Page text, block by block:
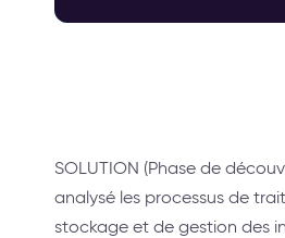
SOLUTION (Phase de
analysé les processus de
stockage et de gestion des